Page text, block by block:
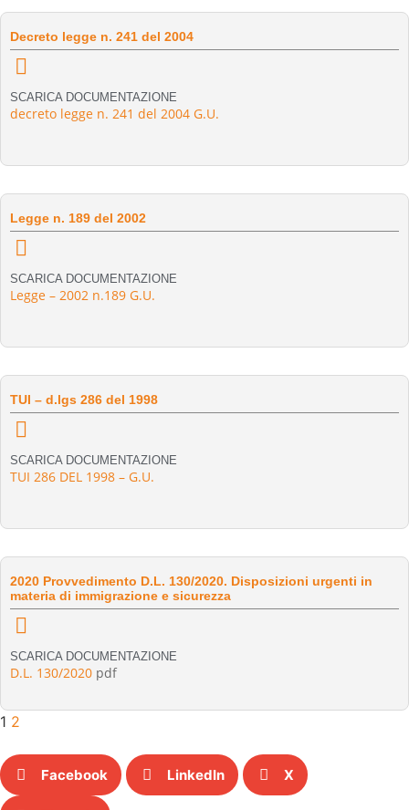
Decreto legge n. 241 del 2004
SCARICA DOCUMENTAZIONE
decreto legge n. 241 del 2004 G.U.
Legge n. 189 del 2002
SCARICA DOCUMENTAZIONE
Legge – 2002 n.189 G.U.
TUI – d.lgs 286 del 1998
SCARICA DOCUMENTAZIONE
TUI 286 DEL 1998 – G.U.
2020 Provvedimento D.L. 130/2020. Disposizioni urgenti in
materia di immigrazione e sicurezza
SCARICA DOCUMENTAZIONE
D.L. 130/2020 pdf
1 2
Facebook LinkedIn X